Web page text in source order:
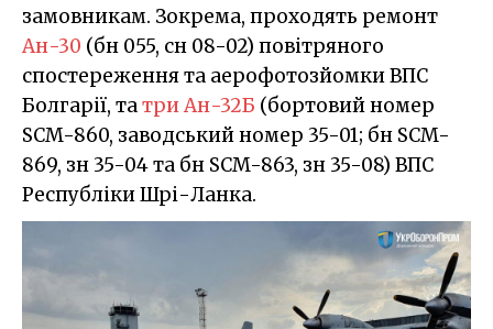
замовникам. Зокрема, проходять ремонт
Ан-30 (бн 055, сн 08-02) повітряного
спостереження та аерофотозйомки ВПС
Болгарії, татри Ан-32Б (бортовий номер
SCM-860, заводський номер 35-01; бн SCM-
869, зн 35-04 та бн SCM-863, зн 35-08) ВПС
Республіки Шрі-Ланка.